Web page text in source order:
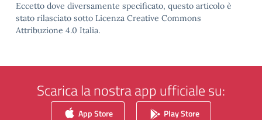
Eccetto dove diversamente specificato, questo articolo è
stato rilasciato sotto Licenza Creative Commons
Attribuzione 4.0 Italia.
Scarica la nostra app ufficiale su:
App Store Play Store